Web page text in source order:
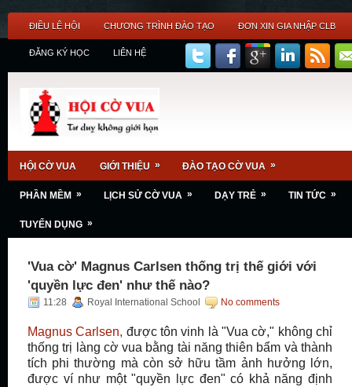
ĐIỀU LỆ HỘI CHƯƠNG TRÌNH ĐÀO TẠO ĐƠN XIN GIA NHẬP CLB
ĐĂNG KÝ HỌC LIÊN HỆ
HỘI CỜ VUA GIỚI THIỆU » ĐÀO TẠO CỜ VUA »
PHẦN MỀM » LỊCH SỬ CỜ VUA » DẠY TRẺ » TIN TỨC »
TUYỂN DỤNG »
'Vua cờ' Magnus Carlsen thống trị thế giới với
'quyền lực đen' như thế nào?
11:28 Royal International School No comments
Magnus Carlsen, được tôn vinh là "Vua cờ," không chỉ
thống trị làng cờ vua bằng tài năng thiên bẩm và thành
tích phi thường mà còn sở hữu tầm ảnh hưởng lớn,
được ví như một "quyền lực đen" có khả năng định